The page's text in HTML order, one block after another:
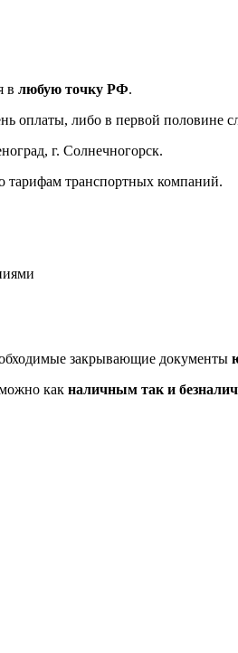
в любую точку РФ.
оплаты, либо в первой половине
г. Солнечногорск.
тарифам транспортных компаний.
закрывающие документы
как наличным так и